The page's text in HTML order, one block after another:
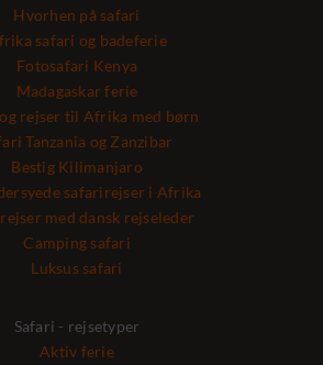
Hvorhen på safari
safari og badeferie
Fotosafari Kenya
Madagaskar ferie
rejser til Afrika med børn
Tanzania og Zanzibar
Bestig Kilimanjaro
safarirejser i Afrika
med dansk rejseleder
Camping safari
Luksus safari
Safari - rejsetyper
Aktiv ferie